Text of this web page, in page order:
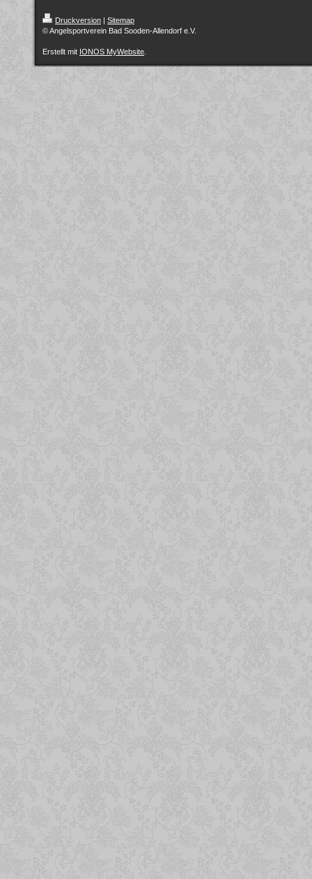
Druckversion | Sitemap
© Angelsportverein Bad Sooden-Allendorf e.V.
Erstellt mit IONOS MyWebsite